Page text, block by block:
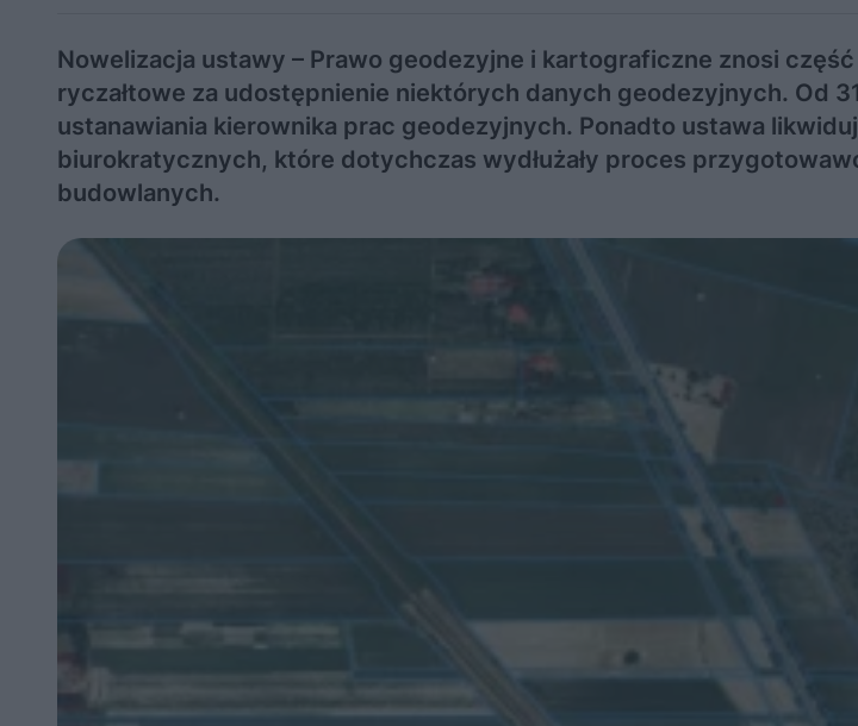
Nowelizacja ustawy – Prawo geodezyjne i kartograficzne znosi część
ryczałtowe za udostępnienie niektórych danych geodezyjnych. Od
ustanawiania kierownika prac geodezyjnych. Ponadto ustawa
biurokratycznych, które dotychczas wydłużały proces
budowlanych.